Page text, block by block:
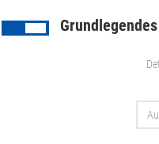
Grundlegendes